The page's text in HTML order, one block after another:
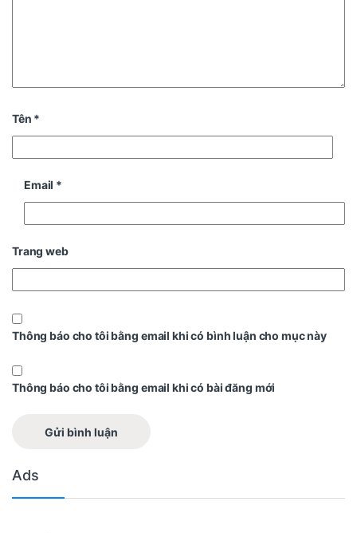
Tên *
Email *
Trang web
Thông báo cho tôi bằng email khi có bình luận cho mục này
Thông báo cho tôi bằng email khi có bài đăng mới
Ads